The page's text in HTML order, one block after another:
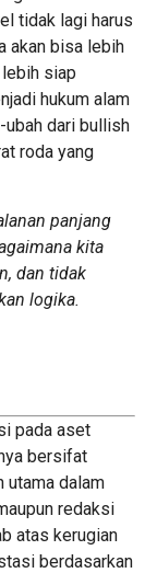
tidak lagi harus
akan bisa lebih
siap
hukum alam
dari bullish
roda yang
panjang
kita
dan tidak
logika.
pada aset
bersifat
utama dalam
redaksi
atas kerugian
berdasarkan